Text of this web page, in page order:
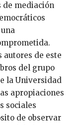
de mediación
autores de este
del grupo
la Universidad
apropiaciones
sociales
de observar